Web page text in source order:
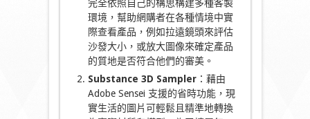
完全依照自己的構思構建多種客製
環境，幫助網購者在各種情境中實
際查看產品，例如拉遠鏡頭來評估
沙發大小，或放大圖像來確定產品
的質地是否符合他們的審美。
Substance 3D Sampler：藉由
Adobe Sensei 支援的省時功能，現
實生活的圖片可輕鬆且精準地轉換